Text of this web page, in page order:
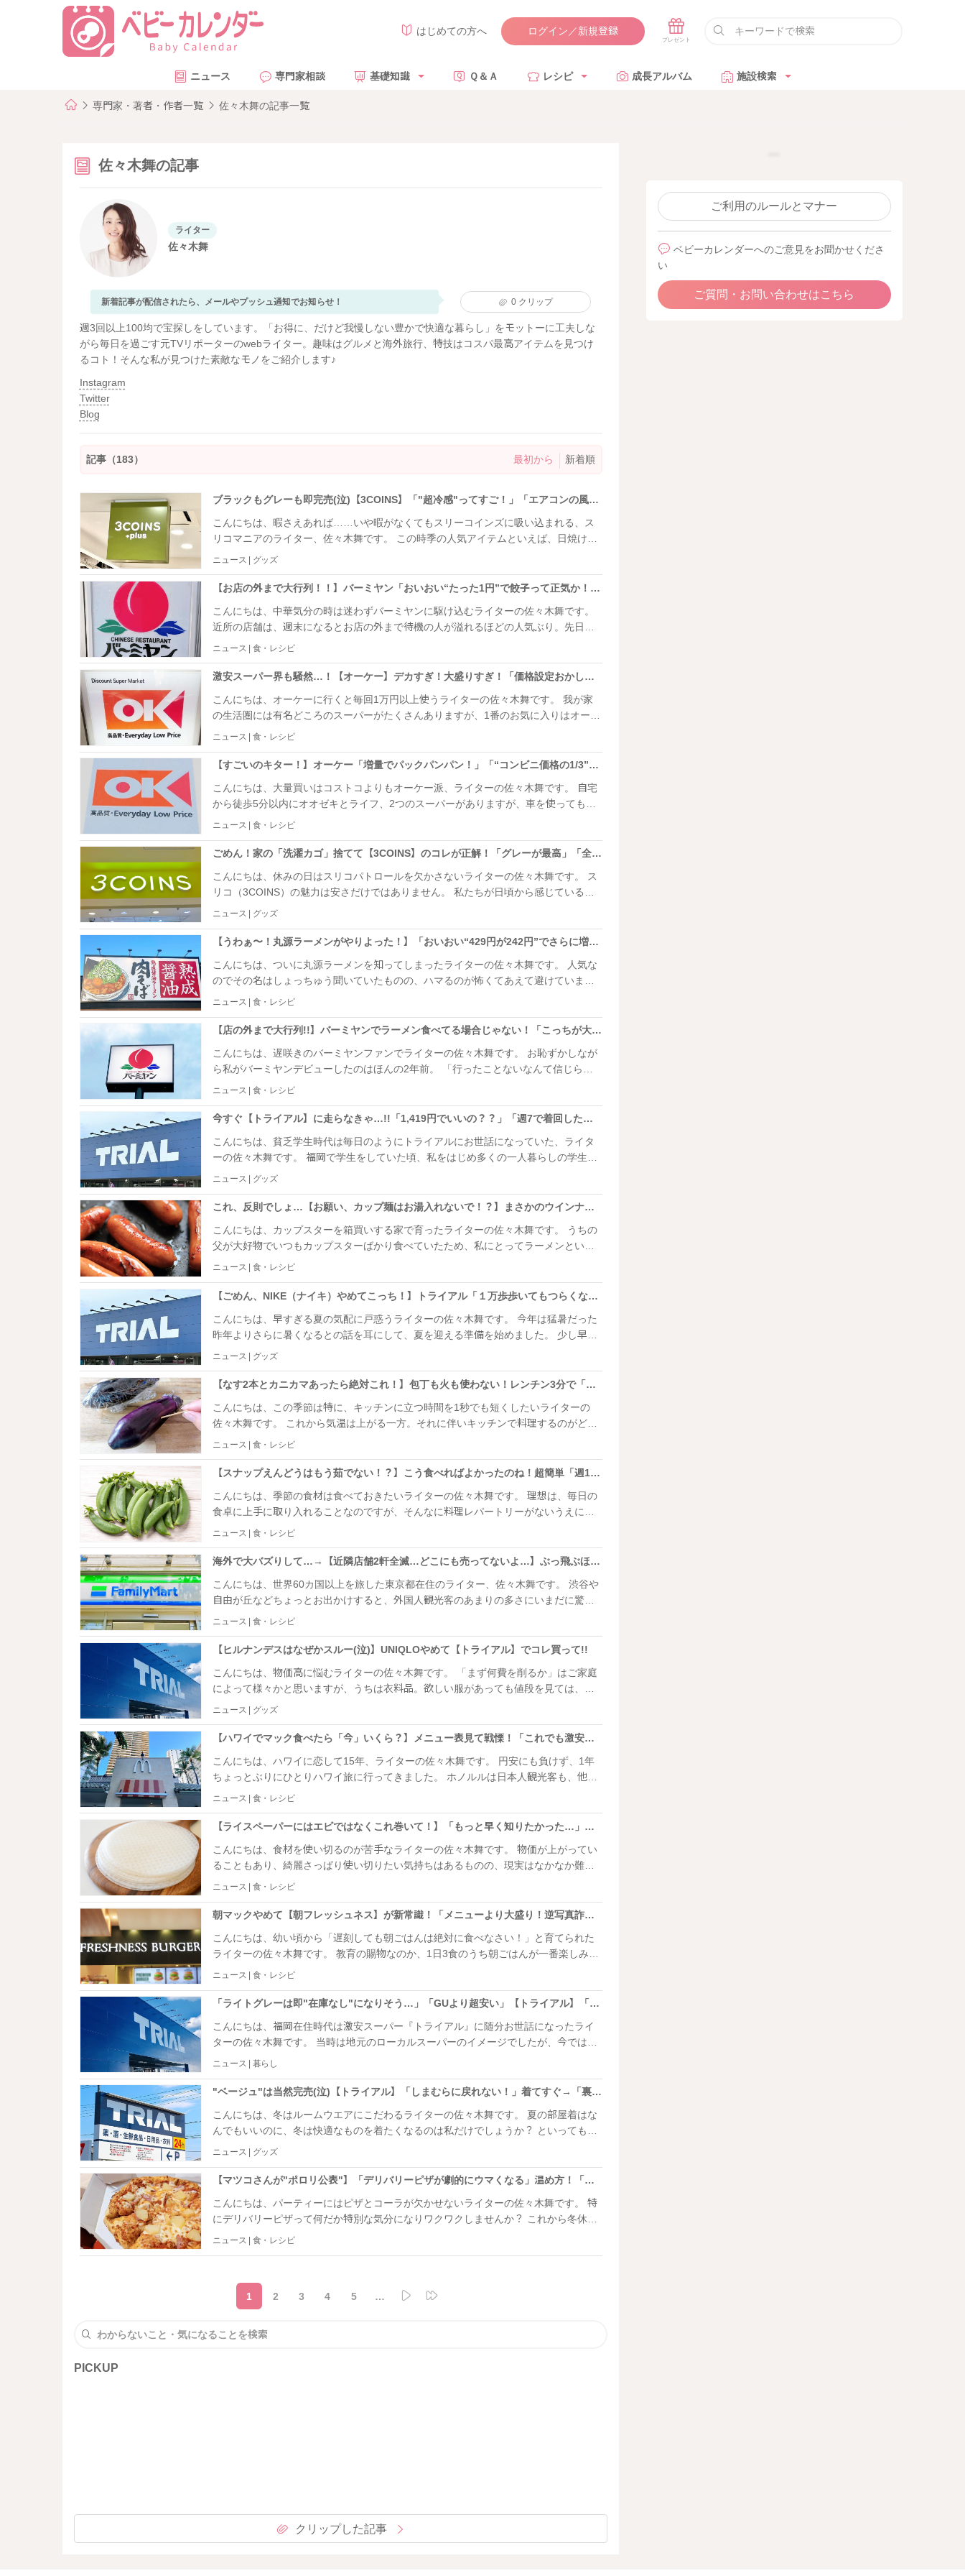
はじめての方へ ログイン／新規登録
ニュース 専門家相談 基礎知識 Ｑ＆Ａ レシピ 成長アルバム 施設検索
専門家・著者・作者一覧 佐々木舞の記事一覧
佐々木舞の記事
ライター
佐々木舞
新着記事が配信されたら、メールやプッシュ通知でお知らせ！ 0クリップ
週3回以上100均で宝探しをしています。「お得に、だけど我慢しない豊かで快適な暮らし」をモットーに工夫しな
がら毎日を過ごす元TVリポーターのwebライター。趣味はグルメと海外旅行、特技はコスパ最高アイテムを見つけ
るコト！そんな私が見つけた素敵なモノをご紹介します♪
Instagram
Twitter
Blog
記事（183） 最初から 新着順
ブラックもグレーも即完売(泣)【3COINS】「"超冷感"ってすご！」「エアコンの風がす〜」お客さんが棚に戻して何とか買えた！ひんやり2選
こんにちは、暇さえあれば……いや暇がなくてもスリーコインズに吸い込まれる、ス
リコマニアのライター、佐々木舞です。 この時季の人気アイテムといえば、日焼け対
策グッズ。平日の午前中に訪れても売り場にはたくさんの人がいます。 そんな中、特
ニュース | グッズ
【お店の外まで大行列！！】バーミヤン「おいおい“たった1円”で餃子って正気か！？」計算どうなってるの…！衝撃コスパまとめ
こんにちは、中華気分の時は迷わずバーミヤンに駆け込むライターの佐々木舞です。
近所の店舗は、週末になるとお店の外まで待機の人が溢れるほどの人気ぶり。先日行
った際も1時間弱は待ちました。 そんな中、TBS『坂上&指原のつぶれない店』でバー
ら、もう大変！ 実は……お酒好きは知らなきゃ損するメニューがあるんです。
ニュース | 食・レシピ
激安スーパー界も騒然…！【オーケー】デカすぎ！大盛りすぎ！「価格設定おかしい」「オリジン弁当が泣きそう」3選
こんにちは、オーケーに行くと毎回1万円以上使うライターの佐々木舞です。 我が家
の生活圏には有名どころのスーパーがたくさんありますが、1番のお気に入りはオーケ
ー。理由はもちろん、安いからです！ 最近はテレビ番組でもよく特集されるのでお客
ー。なかなか商品を取れないほど陳列棚の前には人だかりができています。 今回は、
い。
ニュース | 食・レシピ
【すごいのキター！】オーケー「増量でパックパンパン！」「“コンビニ価格の1/3”はヤバい」ファン歓喜3選
こんにちは、大量買いはコストコよりもオーケー派、ライターの佐々木舞です。 自宅
から徒歩5分以内にオオゼキとライフ、2つのスーパーがありますが、車を使ってもオ
ーケーまで買い出しに行く理由は「安い」から。 最近は、テレビでもよく特集されて
そう、オーケーは生鮮食品も魅力的ですが、お惣菜もお得なんです！オーケー好きと
ニュース | 食・レシピ
ごめん！家の「洗濯カゴ」捨てて【3COINS】のコレが正解！「グレーが最高」「全サイズ欲しい」爆発ヒット2選
こんにちは、休みの日はスリコパトロールを欠かさないライターの佐々木舞です。 ス
リコ（3COINS）の魅力は安さだけではありません。 私たちが日頃から感じている小
さなストレスを解消してくれるグッズがたくさんあること。たった300円〜で、日々の
ズ。 スリコ歴が長く、これまでたくさんのバズりグッズを見てきた私ですが「よくこ
ニュース | グッズ
【うわぁ〜！丸源ラーメンがやりよった！】「おいおい“429円が242円”でさらに増量無料って正気！？」今だけ「約50％増量」腹パンパン！
こんにちは、ついに丸源ラーメンを知ってしまったライターの佐々木舞です。 人気な
のでその名はしょっちゅう聞いていたものの、ハマるのが怖くてあえて避けていまし
だから知りたくなかったのに！！！ ここからは、寝ても覚めても丸源ラーメンのこと
年記念キャンペーンをご紹介します。
ニュース | 食・レシピ
【店の外まで大行列!!】バーミヤンでラーメン食べてる場合じゃない！「こっちが大当たり」スタジオ大絶賛！ヒロミさん驚愕「シェフ、天才」
こんにちは、遅咲きのバーミヤンファンでライターの佐々木舞です。 お恥ずかしなが
ら私がバーミヤンデビューしたのはほんの2年前。 「行ったことないなんて信じられ
ない！」と常連の友人に連れて行かれ、安さにびっくり、おいしさにびっくり、ドリ
ヤンが人気テレビ番組、TBS『坂上&指原のつぶれない店』で特集されているのを発
ました。
ニュース | 食・レシピ
今すぐ【トライアル】に走らなきゃ…!!「1,419円でいいの？？」「週7で着回したい」"在庫なし"になる前に(泣)
こんにちは、貧乏学生時代は毎日のようにトライアルにお世話になっていた、ライタ
ーの佐々木舞です。 福岡で学生をしていた頃、私をはじめ多くの一人暮らしの学生が
お世話になったスーパーといえば「トライアル」。とにかく、全てが安いのです！ あ
様、激安。なのにクオリティが高く、完全にユニクロから乗り換えました。 中でも何
場した夏仕様をご提供いただいたので、元ヘビーユーザーの視点で、忖度なしで正直
にレビューしていきます！
ニュース | グッズ
これ、反則でしょ…【お願い、カップ麺はお湯入れないで！？】まさかのウインナー！大大大正解な食べ方
こんにちは、カップスターを箱買いする家で育ったライターの佐々木舞です。 うちの
父が大好物でいつもカップスターばかり食べていたため、私にとってラーメンといえ
ばカップスター。しっかり父の意思を継ぎ、今では私も家にストックしています。 ​そ
ニュース | 食・レシピ
【ごめん、NIKE（ナイキ）やめてこっち！】トライアル「１万歩歩いてもつらくない！」コスパ高すぎ!!「知る人ぞ知る“名品”だよ」
こんにちは、早すぎる夏の気配に戸惑うライターの佐々木舞です。 今年は猛暑だった
昨年よりさらに暑くなるとの話を耳にして、夏を迎える準備を始めました。 少し早い
かな？と思いきや、大間違い！すでに売り切れている夏アイテムもちらほらあって、
のでシェアさせてください。
ニュース | グッズ
【なす2本とカニカマあったら絶対これ！】包丁も火も使わない！レンチン3分で「震えるほどウマイ！」
こんにちは、この季節は特に、キッチンに立つ時間を1秒でも短くしたいライターの
佐々木舞です。 これから気温は上がる一方。それに伴いキッチンで料理するのがどん
どん辛くなりますよね。 私は最近レシピ検索するときはいつも「時短」「火を使わな
アさせてください。
ニュース | 食・レシピ
【スナップえんどうはもう茹でない！？】こう食べればよかったのね！超簡単「週1で作りたい」
こんにちは、季節の食材は食べておきたいライターの佐々木舞です。 理想は、毎日の
食卓に上手に取り入れることなのですが、そんなに料理レパートリーがないうえにレ
シピを見ながらでないと料理ができないので、頭を抱えることもしばしば。 そんな
た！
ニュース | 食・レシピ
海外で大バズりして…→【近隣店舗2軒全滅…どこにも売ってないよ…】ぶっ飛ぶほどのウマさ「なんて事してくれたの」禁断だぜ
こんにちは、世界60カ国以上を旅した東京都在住のライター、佐々木舞です。 渋谷や
自由が丘などちょっとお出かけすると、外国人観光客のあまりの多さにいまだに驚き
本人が驚く、日本の素晴らしさを見つけてくれることも。 今、外国人旅行者の中で、
に入り、みんなが大好きな、ごはんにもおやつにもおつまみにもなる、アレ！！！
ニュース | 食・レシピ
【ヒルナンデスはなぜかスルー(泣)】UNIQLOやめて【トライアル】でコレ買って!!
こんにちは、物価高に悩むライターの佐々木舞です。 「まず何費を削るか」はご家庭
によって様々かと思いますが、うちは衣料品。欲しい服があっても値段を見ては、今
ある服で何とかなるし……とぐっと我慢しています。 しかし本音を言うと、たまには
んな時にいつも活用しているのが、トライアルのお洋服なんです！
ニュース | グッズ
【ハワイでマック食べたら「今」いくら？】メニュー表見て戦慄！「これでも激安なほう…」"限定朝マック"がヤバすぎた！
こんにちは、ハワイに恋して15年、ライターの佐々木舞です。 円安にも負けず、1年
ちょっとぶりにひとりハワイ旅に行ってきました。 ホノルルは日本人観光客も、他の
国の観光客も明らかに増えていてびっくり！時期的な影響もあるのか、カラカウア通
のダブルパンチは変わらず。レシートを見るたびに飛び出そうになる目玉を押し込め
の……マクドナルド！ さて、ハワイだといくらで食べられるでしょうか。 ※記事内の
ハワイ＝オアフ島ホノルルのことを指します
ニュース | 食・レシピ
【ライスペーパーにはエビではなくこれ巻いて！】「もっと早く知りたかった…」ほんっっとに美味しい！
こんにちは、食材を使い切るのが苦手なライターの佐々木舞です。 物価が上がってい
ることもあり、綺麗さっぱり使い切りたい気持ちはあるものの、現実はなかなか難し
く……。 特に、普段使いをしない食材は賞味期限以内に消費できないことがよくあり
い……とほったらかしているのは私だけではないはずです。 ​そんなライスペーパー
てください。
ニュース | 食・レシピ
朝マックやめて【朝フレッシュネス】が新常識！「メニューより大盛り！逆写真詐欺」「無料サービスのかけ放題も！」“お得モーニング”
こんにちは、幼い頃から「遅刻しても朝ごはんは絶対に食べなさい！」と育てられた
ライターの佐々木舞です。 教育の賜物なのか、1日3食のうち朝ごはんが一番楽しみ
で、一番たくさん食べます。 お店にモーニングを食べに行くのも好きなのですが、お
が食べたい。だけど出来るだけお金はかけたくない」。そんな時にチェックして欲し
ニュース | 食・レシピ
「ライトグレーは即"在庫なし"になりそう…」「GUより超安い」【トライアル】「優秀すぎて追加買いするわ」着用レポ
こんにちは、福岡在住時代は激安スーパー『トライアル』に随分お世話になったライ
ターの佐々木舞です。 当時は地元のローカルスーパーのイメージでしたが、今ではす
っかり全国区に。つい先日もTBS「坂上&指原のつぶれない店」で特集され、なんだか
いけど違うんです！トライアルの食品は確かに激安。でも実は、衣料品がすごいんで
ニュース | 暮らし
"ベージュ"は当然完売(泣)【トライアル】「しまむらに戻れない！」着てすぐ→「裏起毛でポカポカ」「気持ち良すぎ」
こんにちは、冬はルームウエアにこだわるライターの佐々木舞です。 夏の部屋着はな
んでもいいのに、冬は快適なものを着たくなるのは私だけでしょうか？ といっても誰
にも見られないものには、お金をかけたくない主義。 しまむらやドラッグストアで激
「これ！」という出会いがありませんでした。 そんな中、やっと、やっと、毎日着た
ニュース | グッズ
【マツコさんが"ポロリ公表"】「デリバリーピザが劇的にウマくなる」温め方！「こうも変わるとは…」もうレンジでチンしない！
こんにちは、パーティーにはピザとコーラが欠かせないライターの佐々木舞です。 特
にデリバリーピザって何だか特別な気分になりワクワクしませんか？ これから冬休
み、年末年始と、ピザを注文する機会が増える家庭は多いはず。 そんなこの時季にピ
ニュース | 食・レシピ
1 2 3 4 5 …
PICKUP
クリップした記事
ご利用のルールとマナー
ベビーカレンダーへのご意見をお聞かせくださ
い
ご質問・お問い合わせはこちら